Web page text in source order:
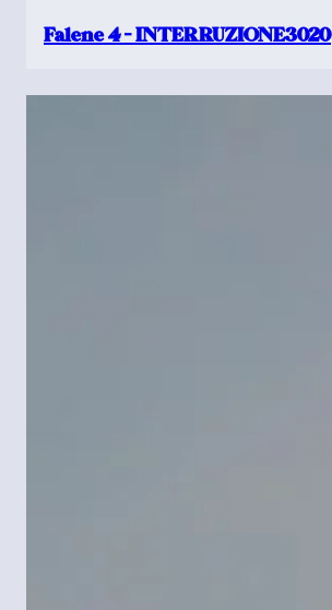
Falene 4 – INTERRUZIONE3020